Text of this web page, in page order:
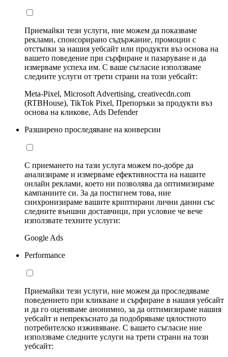
Приемайки тези услуги, ние можем да показваме
реклами, спонсорирано съдържание, промоции с
отстъпки за нашия уебсайт или продукти въз основа на
вашето поведение при сърфиране и пазаруване и да
измерваме успеха им. С ваше съгласие използваме
следните услуги от трети страни на този уебсайт:
Meta-Pixel, Microsoft Advertising, creativecdn.com
(RTBHouse), TikTok Pixel, Препоръки за продукти въз
основа на кликове, Ads Defender
Разширено проследяване на конверсии
С приемането на тази услуга можем по-добре да
анализираме и измерваме ефективността на нашите
онлайн реклами, което ни позволява да оптимизираме
кампаниите си. За да постигнем това, ние
синхронизираме вашите криптирани лични данни със
следните външни доставчици, при условие че вече
използвате техните услуги:
Google Ads
Performance
Приемайки тези услуги, ние можем да проследяваме
поведението при кликване и сърфиране в нашия уебсайт
и да го оценяваме анонимно, за да оптимизираме нашия
уебсайт и непрекъснато да подобряваме цялостното
потребителско изживяване. С вашето съгласие ние
използваме следните услуги на трети страни на този
уебсайт: